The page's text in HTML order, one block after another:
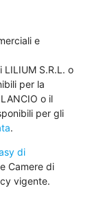
e
LILIUM S.R.L. o
per la
o il
per gli
.
di
Camere di
vigente.